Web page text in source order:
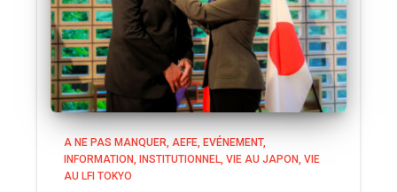
A NE PAS MANQUER AEFE EVÉNEMENT
INFORMATION
INSTITUTIONNEL VIE AU JAPON VIE
AU LFI TOKYO